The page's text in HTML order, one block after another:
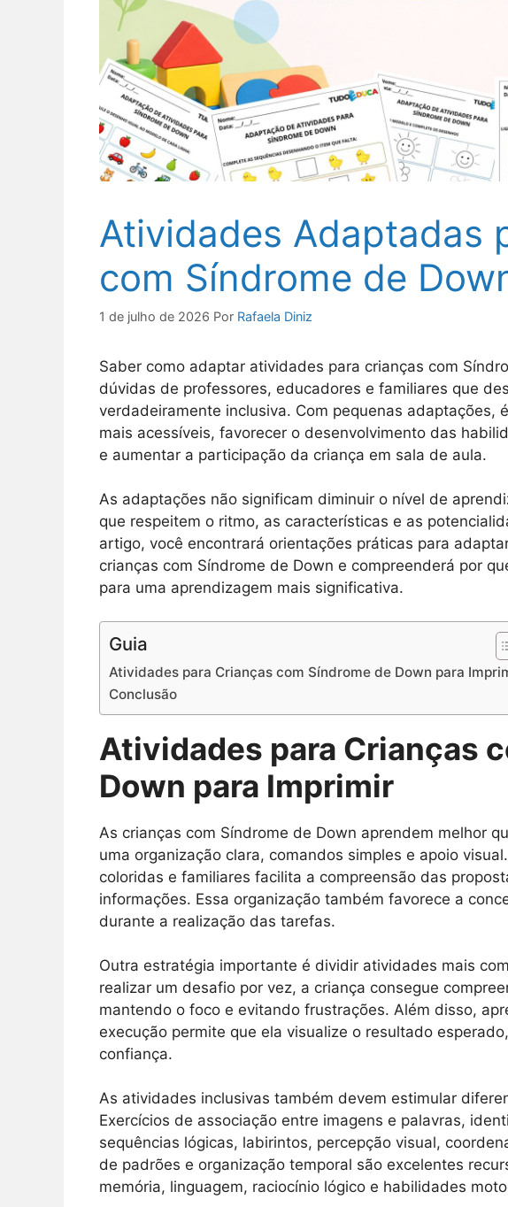
Atividades Adaptadas
com Síndrome de
1 de julho de 2026 Por Rafaela Diniz
Saber como adaptar atividades para crianças com
dúvidas de professores, educadores e familiares que
verdadeiramente inclusiva. Com pequenas adaptações,
mais acessíveis, favorecer o desenvolvimento das
e aumentar a participação da criança em sala de aula.
As adaptações não significam diminuir o nível de
que respeitem o ritmo, as características e as
artigo, você encontrará orientações práticas para
crianças com Síndrome de Down e compreenderá por
para uma aprendizagem mais significativa.
Guia
Atividades para Crianças com Síndrome de Down para
Conclusão
Atividades para Crianças
Down para Imprimir
As crianças com Síndrome de Down aprendem melhor
uma organização clara, comandos simples e apoio
coloridas e familiares facilita a compreensão das
informações. Essa organização também favorece a
durante a realização das tarefas.
Outra estratégia importante é dividir atividades mais
realizar um desafio por vez, a criança consegue
mantendo o foco e evitando frustrações. Além disso,
execução permite que ela visualize o resultado
confiança.
As atividades inclusivas também devem estimular
Exercícios de associação entre imagens e palavras,
sequências lógicas, labirintos, percepção visual,
de padrões e organização temporal são excelentes
memória, linguagem, raciocínio lógico e habilidades